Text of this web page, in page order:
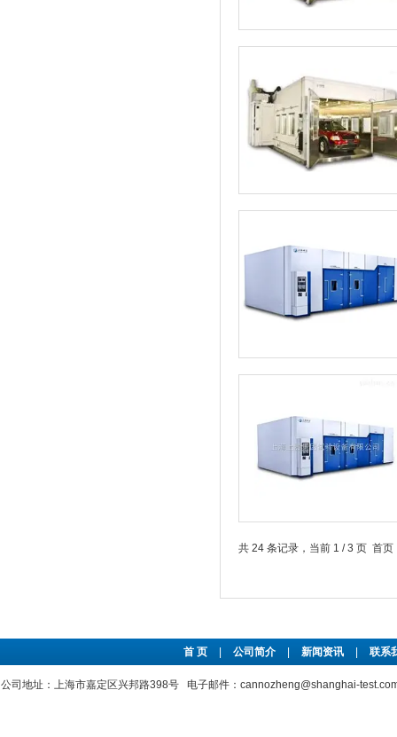
共 24 条记录，当前 1 / 3 页 首
首 页 公司简介 新闻资讯 联系
公司地址：上海市嘉定区兴邦路398号 电子邮件：cannozheng@shanghai-